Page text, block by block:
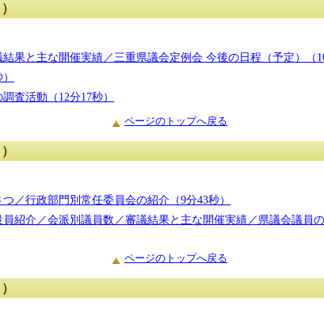
果と主な開催実績／三重県議会定例会 今後の日程（予定）（
査活動（12分17秒）
ページのトップへ戻る
／行政部門別常任委員会の紹介（9分43秒）
紹介／会派別議員数／審議結果と主な開催実績／県議会議員
ページのトップへ戻る